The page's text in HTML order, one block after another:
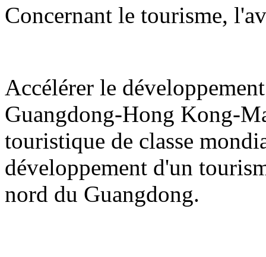
Concernant le tourisme,
Accélérer le
Guangdong-Hong Kong-
touristique de classe
développement d'un
nord du Guangdong.